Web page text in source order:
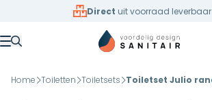
Overslaan naar inhoud
Direct uit voorraad leverbaar
Menu
Home Toiletten Toiletsets